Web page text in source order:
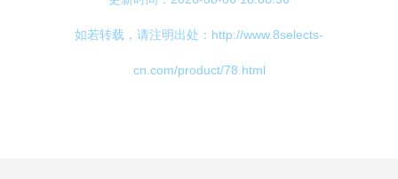
如若转载，请注明出处：http://www.8selects-
cn.com/product/78.html